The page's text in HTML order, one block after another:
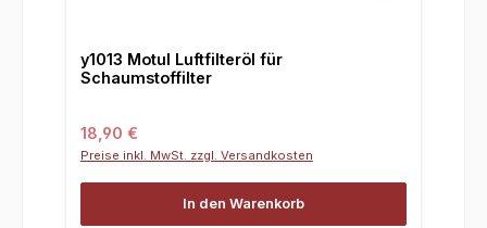
y1013 Motul Luftfilteröl für
Schaumstoffilter
Regulärer Preis:
18,90 €
Preise inkl. MwSt. zzgl. Versandkosten
In den Warenkorb